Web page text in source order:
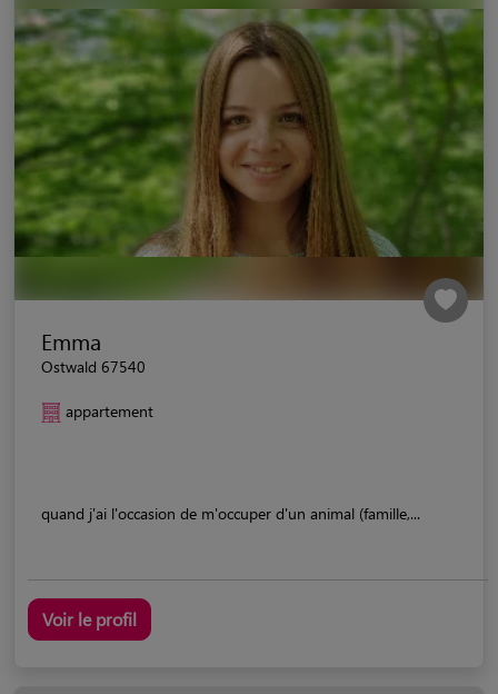
Emma
Ostwald 67540
appartement
quand j'ai l'occasion de m'occuper d'un animal (famille,...
Voir le profil